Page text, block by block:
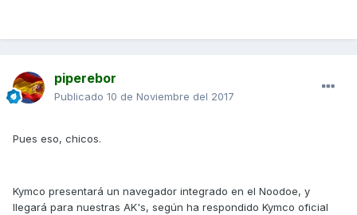
piperebor
Publicado 10 de Noviembre del 2017
Pues eso, chicos.
Kymco presentará un navegador integrado en el Noodoe, y
llegará para nuestras AK's, según ha respondido Kymco oficial